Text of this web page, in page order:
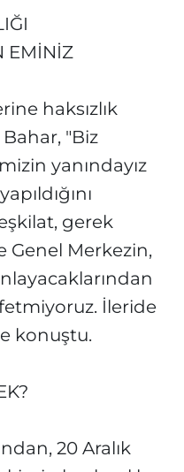
EMİNİZ
haksızlık
Bahar, "Biz
yanındayız
gerek
Genel Merkezin,
İleride
konuştu.
20 Aralık